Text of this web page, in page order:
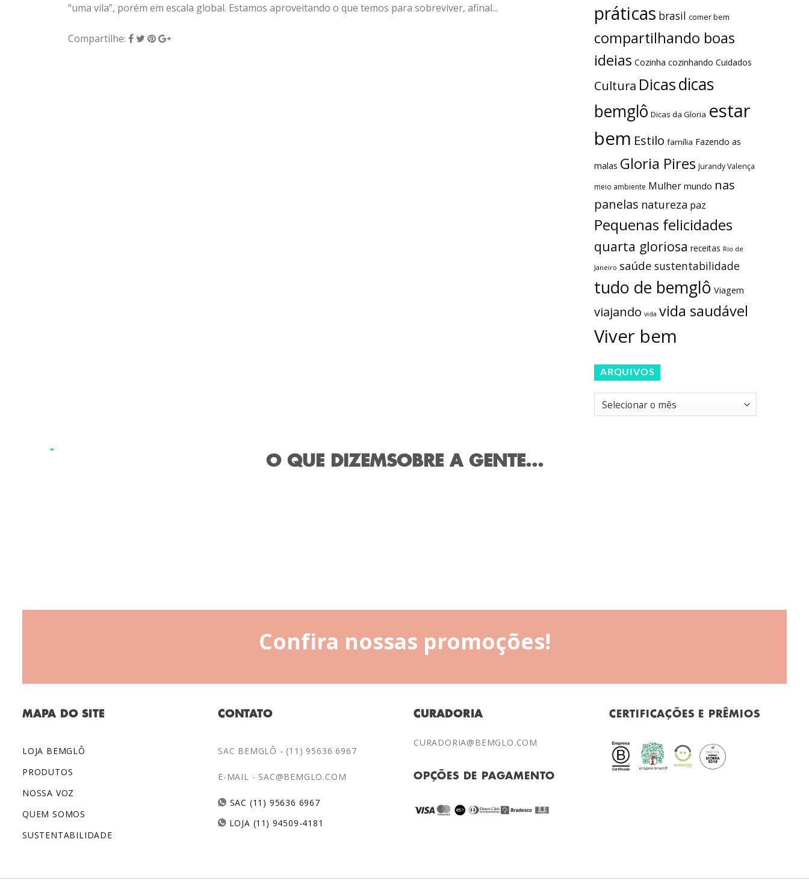
“uma vila”, porém em escala global. Estamos aproveitando o que temos para sobreviver, afinal...
Compartilhe:
práticas brasil comer bem
compartilhando boas
ideias Cozinha cozinhando Cuidados
Cultura Dicasdicas
bemglô Dicas da Gloria estar
bem Estilo família Fazendo as
malas Gloria Pires Jurandy Valença
meio ambiente Mulher mundo nas
panelas natureza paz
Pequenas felicidades
quarta gloriosa receitas Rio de
Janeiro saúde sustentabilidade
tudo de bemglô Viagem
viajando vida vida saudável
Viver bem
ARQUIVOS
Arquivos
O QUE DIZEMSOBRE A GENTE...
Confira nossas promoções!
MAPA DO SITE
LOJA BEMGLÔ
PRODUTOS
NOSSA VOZ
QUEM SOMOS
SUSTENTABILIDADE
CONTATO
SAC BEMGLÔ - (11) 95636 6967
E-MAIL - SAC@BEMGLO.COM
SAC (11) 95636 6967
LOJA (11) 94509-4181
CURADORIA
CURADORIA@BEMGLO.COM
OPÇÕES DE PAGAMENTO
CERTIFICAÇÕES E PRÊMIOS